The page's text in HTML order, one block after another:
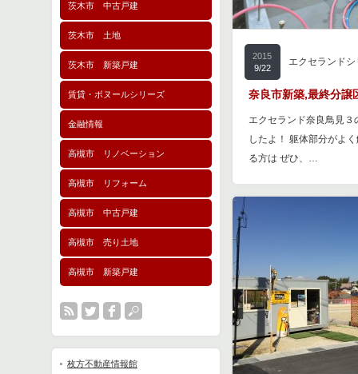
茨木市 中古戸建
茨木市 土地
茨木市 新築戸建
賃貸・ボヌールシリーズ
金融情報
高槻市 リノベーション
高槻市 リフォーム
高槻市 中古戸建
高槻市 売り土地
高槻市 新築戸建
枚方不動産情報館
2015
9/22
エクセランドシ
奈良市新築,最終分譲
エクセランド奈良鳥見
したよ！ 躯体部分がよ
る方は ぜひ、…